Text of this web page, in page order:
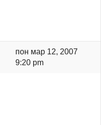
пон мар 12, 2007
9:20 pm